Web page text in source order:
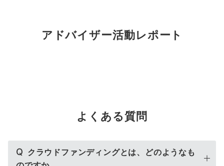
アドバイザー活動レポート
よくある質問
Q クラウドファンディングとは、どのようなも